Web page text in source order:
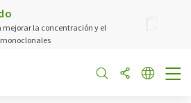
mejorar la concentración y el